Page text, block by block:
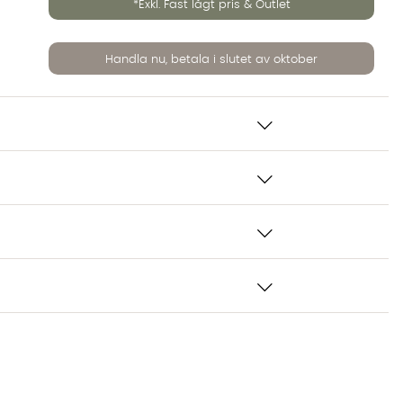
*Exkl. Fast lågt pris & Outlet
Handla nu, betala i slutet av oktober